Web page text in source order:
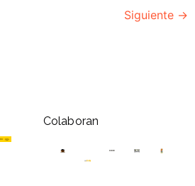
Siguiente →
Colaboran